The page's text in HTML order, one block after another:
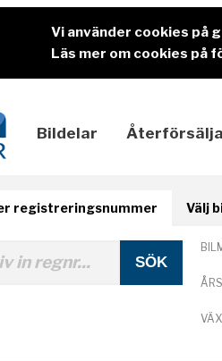
Vi använder cookies på
Läs mer om cookies på
Bildelar
registreringsnummer Välj